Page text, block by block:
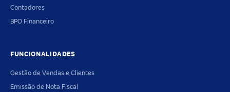
Contadores
BPO Financeiro
FUNCIONALIDADES
Gestão de Vendas e Clientes
Emissão de Nota Fiscal